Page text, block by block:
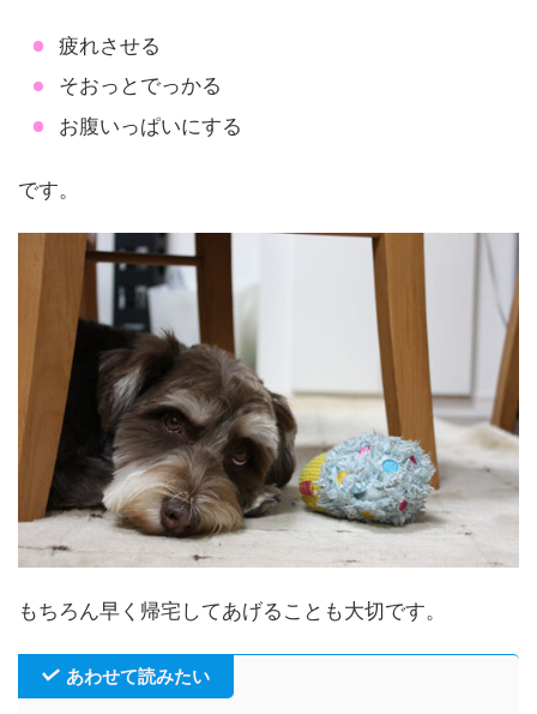
疲れさせる
そおっとでっかる
お腹いっぱいにする
です。
もちろん早く帰宅してあげることも大切です。
あわせて読みたい